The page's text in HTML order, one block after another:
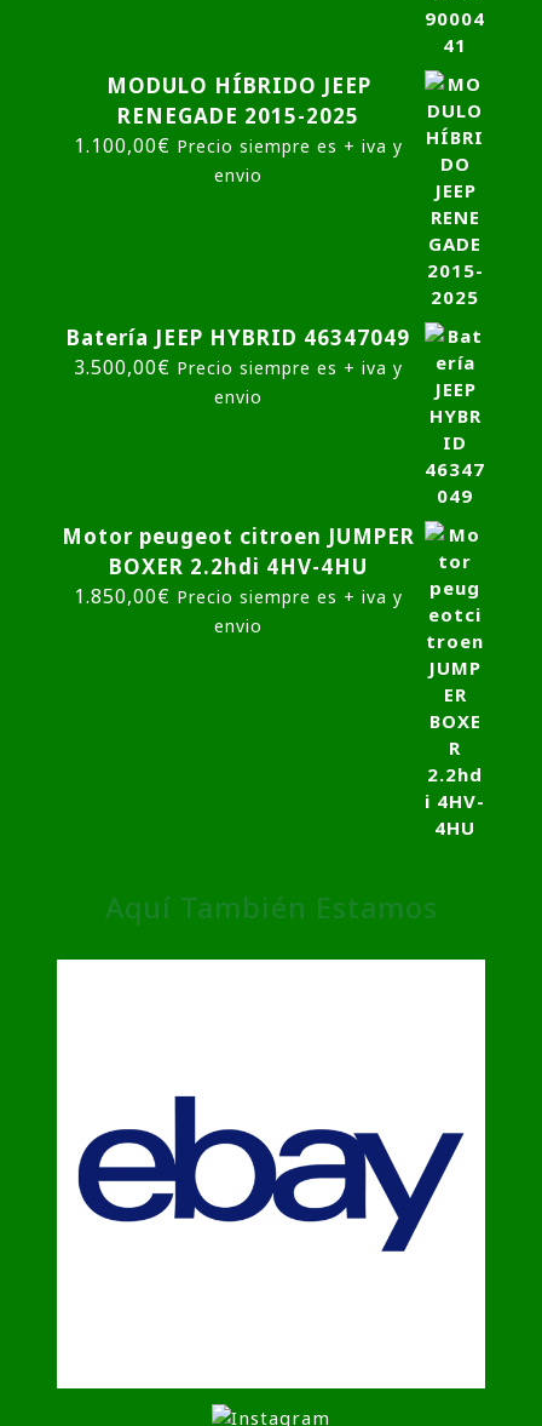
MODULO HÍBRIDO JEEP
RENEGADE 2015-2025
1.100,00€ Precio siempre es + iva y
envio
Batería JEEP HYBRID 46347049
3.500,00€ Precio siempre es + iva y
envio
Motor peugeot citroen JUMPER
BOXER 2.2hdi 4HV-4HU
1.850,00€ Precio siempre es + iva y
envio
Aquí También Estamos